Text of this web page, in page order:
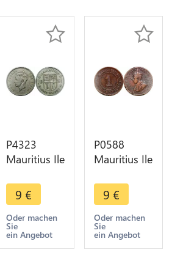
P4323
Mauritius Ile
Rupee
George VI
1951 ->
Make offer
9 €
Oder machen
Sie
ein Angebot
P0588
Mauritius Ile
Cent
Elizabeth II
1921 -
>Make
offer
9 €
Oder machen
Sie
ein Angebot